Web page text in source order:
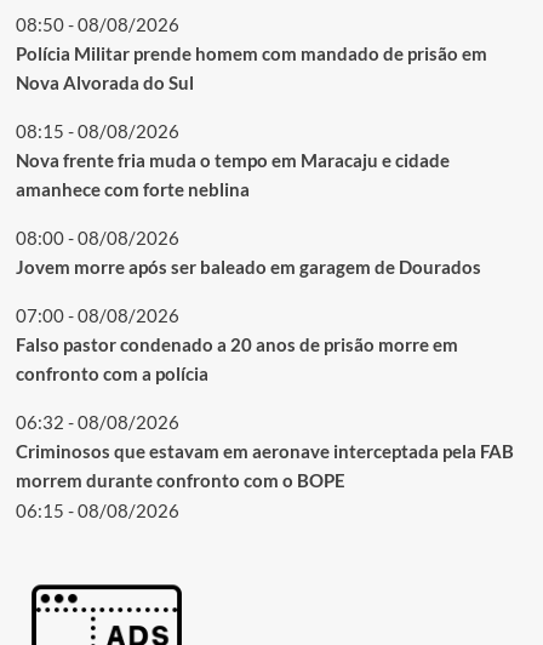
08:50 - 08/08/2026
Polícia Militar prende homem com mandado de prisão em
Nova Alvorada do Sul
08:15 - 08/08/2026
Nova frente fria muda o tempo em Maracaju e cidade
amanhece com forte neblina
08:00 - 08/08/2026
Jovem morre após ser baleado em garagem de Dourados
07:00 - 08/08/2026
Falso pastor condenado a 20 anos de prisão morre em
confronto com a polícia
06:32 - 08/08/2026
Criminosos que estavam em aeronave interceptada pela FAB
morrem durante confronto com o BOPE
06:15 - 08/08/2026